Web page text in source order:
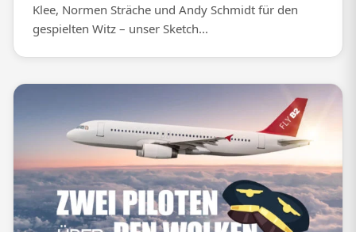
Klee, Normen Sträche und Andy Schmidt für den
gespielten Witz – unser Sketch...